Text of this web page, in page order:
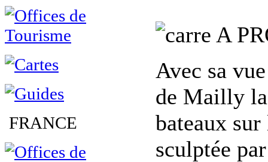
FRANCE
A
Avec sa
de Mailly la
bateaux
sculptée